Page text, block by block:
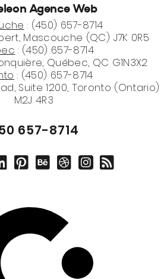
Agence Web
: (450) 657-8714
Mascouche (QC) J7K 0R5
: (450) 657-8714
Québec, QC G1N3X2
: (450) 657-8714
Suite 1200, Toronto (Ontario)
M2J 4R3
657-8714